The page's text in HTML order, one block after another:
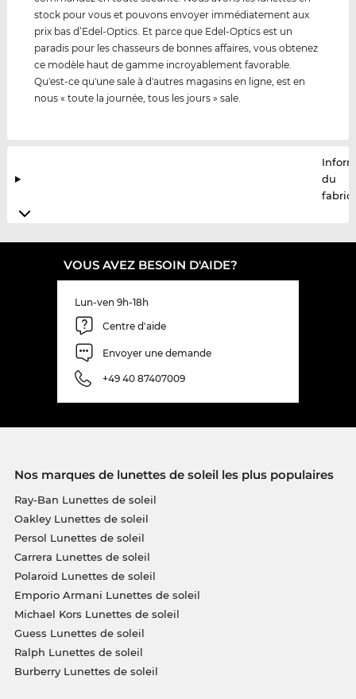
stock pour vous et pouvons envoyer immédiatement aux
prix bas d’Edel-Optics. Et parce que Edel-Optics est un
paradis pour les chasseurs de bonnes affaires, vous obtenez
ce modèle haut de gamme incroyablement favorable.
Qu'est-ce qu'une sale à d'autres magasins en ligne, est en
nous « toute la journée, tous les jours » sale.
du
VOUS AVEZ BESOIN D'AIDE?
Lun-ven 9h-18h
Centre d'aide
Envoyer une demande
+49 40 87407009
Nos marques de lunettes de soleil les plus populaires
Ray-Ban Lunettes de soleil
Oakley Lunettes de soleil
Persol Lunettes de soleil
Carrera Lunettes de soleil
Polaroid Lunettes de soleil
Emporio Armani Lunettes de soleil
Michael Kors Lunettes de soleil
Guess Lunettes de soleil
Ralph Lunettes de soleil
Burberry Lunettes de soleil